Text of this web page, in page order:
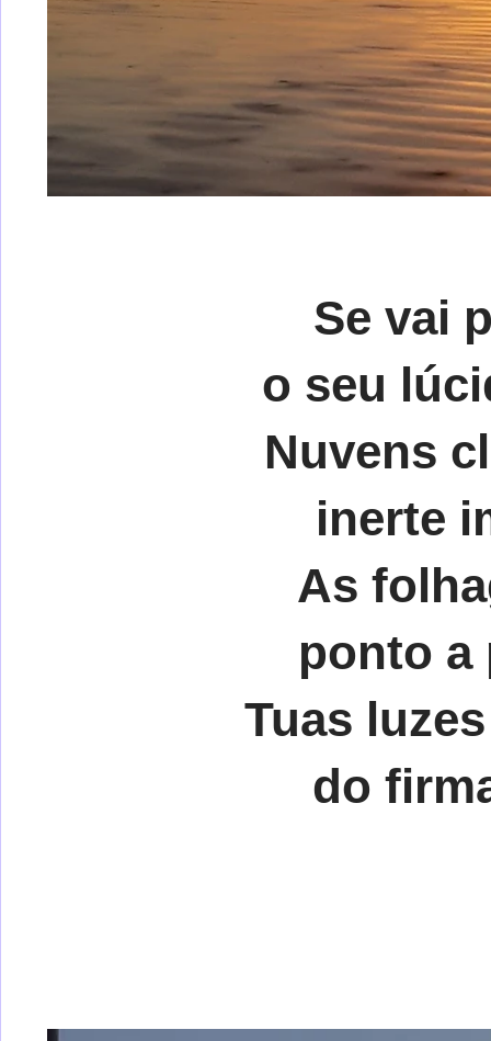
Se vai
o seu
Nuvens
inerte
As
ponto a
Tuas
do